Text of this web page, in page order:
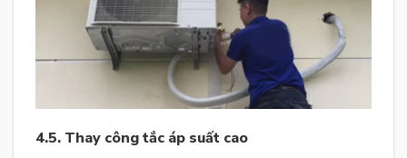
4.5. Thay công tắc áp suất cao